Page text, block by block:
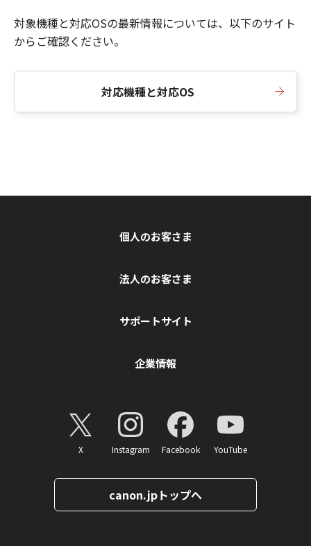
対象機種と対応OSの最新情報については、以下のサイト
からご確認ください。
対応機種と対応OS
個人のお客さま
法人のお客さま
サポートサイト
企業情報
X Instagram Facebook YouTube
canon.jpトップへ